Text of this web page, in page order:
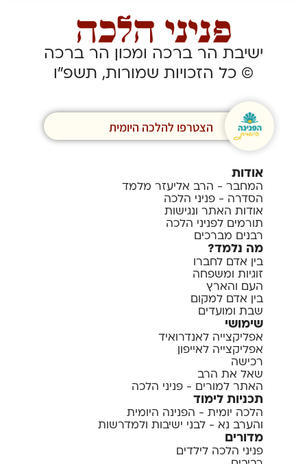
ישיבת הר ברכה ומכון הר ברכה
© כל הזכויות שמורות, תשפ”ו
הצטרפו להלכה היומית
אודות
המחבר - הרב אליעזר מלמד
הסדרה - פניני הלכה
אודות האתר ונגישות
תורמים לפניני הלכה
רבנים מברכים
מה נלמד?
בין אדם לחברו
זוגיות ומשפחה
העם והארץ
בין אדם למקום
שבת ומועדים
שימושי
אפליקצייה לאנדרואיד
אפליקצייה לאייפון
רכישה
שאל את הרב
האתר למורים - פניני הלכה
תכניות לימוד
הלכה יומית - הפנינה היומית
והערב נא - לבני ישיבות ולמדרשות
מדורים
פניני הלכה לילדים